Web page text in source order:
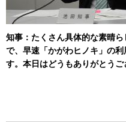
知事：たくさん具体的な素晴
で、早速「かがわヒノキ」の
す。本日はどうもありがとうご